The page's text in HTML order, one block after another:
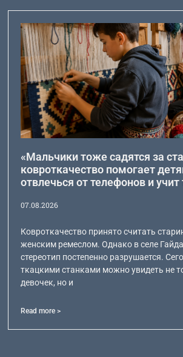
«Мальчики тоже садятся за
ковроткачество помогает
отвлечься от телефонов и
07.08.2026
Ковроткачество принято считать
женским ремеслом. Однако в селе
стереотип постепенно разрушается.
ткацкими станками можно увидеть не
девочек, но и
Read more >